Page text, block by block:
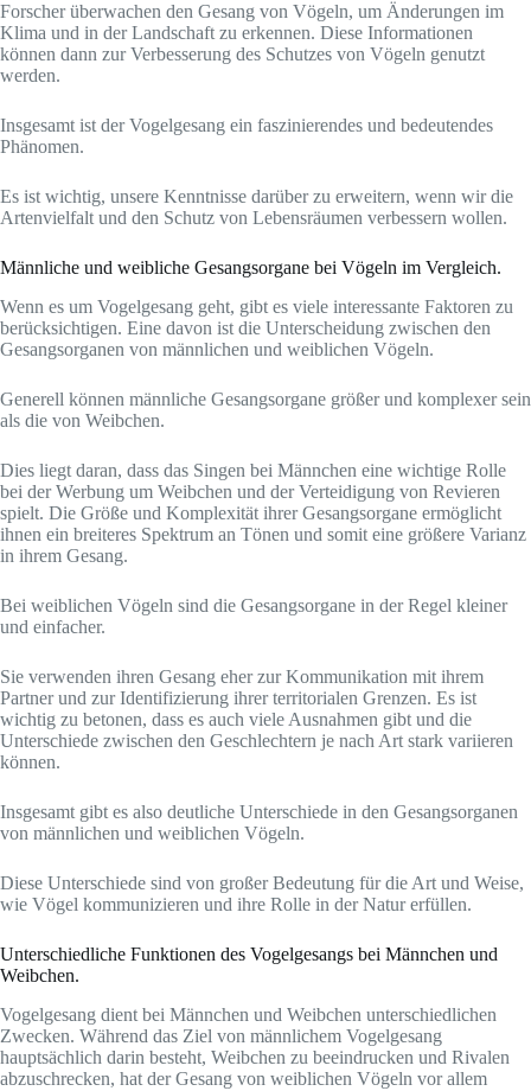
Forscher überwachen den Gesang von Vögeln, um Änderungen im
Klima und in der Landschaft zu erkennen. Diese Informationen
können dann zur Verbesserung des Schutzes von Vögeln genutzt
werden.
Insgesamt ist der Vogelgesang ein faszinierendes und bedeutendes
Phänomen.
Es ist wichtig, unsere Kenntnisse darüber zu erweitern, wenn wir die
Artenvielfalt und den Schutz von Lebensräumen verbessern wollen.
Männliche und weibliche Gesangsorgane bei Vögeln im Vergleich.
Wenn es um Vogelgesang geht, gibt es viele interessante Faktoren zu
berücksichtigen. Eine davon ist die Unterscheidung zwischen den
Gesangsorganen von männlichen und weiblichen Vögeln.
Generell können männliche Gesangsorgane größer und komplexer sein
als die von Weibchen.
Dies liegt daran, dass das Singen bei Männchen eine wichtige Rolle
bei der Werbung um Weibchen und der Verteidigung von Revieren
spielt. Die Größe und Komplexität ihrer Gesangsorgane ermöglicht
ihnen ein breiteres Spektrum an Tönen und somit eine größere Varianz
in ihrem Gesang.
Bei weiblichen Vögeln sind die Gesangsorgane in der Regel kleiner
und einfacher.
Sie verwenden ihren Gesang eher zur Kommunikation mit ihrem
Partner und zur Identifizierung ihrer territorialen Grenzen. Es ist
wichtig zu betonen, dass es auch viele Ausnahmen gibt und die
Unterschiede zwischen den Geschlechtern je nach Art stark variieren
können.
Insgesamt gibt es also deutliche Unterschiede in den Gesangsorganen
von männlichen und weiblichen Vögeln.
Diese Unterschiede sind von großer Bedeutung für die Art und Weise,
wie Vögel kommunizieren und ihre Rolle in der Natur erfüllen.
Unterschiedliche Funktionen des Vogelgesangs bei Männchen und
Weibchen.
Vogelgesang dient bei Männchen und Weibchen unterschiedlichen
Zwecken. Während das Ziel von männlichem Vogelgesang
hauptsächlich darin besteht, Weibchen zu beeindrucken und Rivalen
abzuschrecken, hat der Gesang von weiblichen Vögeln vor allem